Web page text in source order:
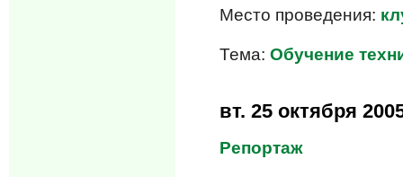
Место проведения:
Тема:Обучение
вт. 25 октября
Репортаж